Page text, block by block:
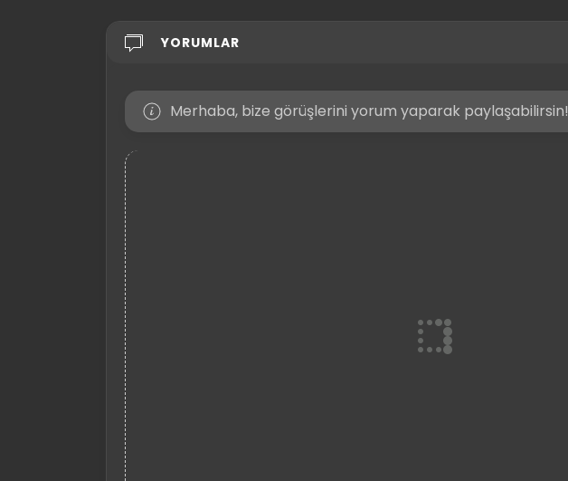
YORUMLAR
Merhaba, bize görüşlerini yorum yaparak paylaşabilirsin!